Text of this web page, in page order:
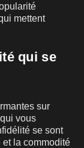
mettent
qui se
sur
vous
se sont
la commodité